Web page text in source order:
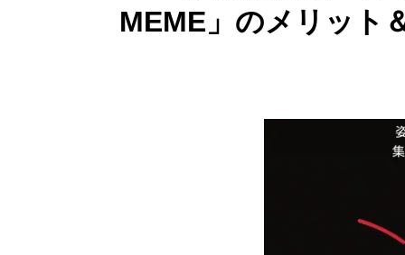
MEME」のメリット